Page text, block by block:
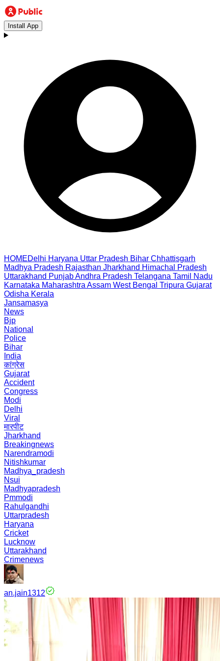
Install App
HOMEDelhi Haryana Uttar Pradesh Bihar Chhattisgarh
Madhya Pradesh Rajasthan Jharkhand Himachal Pradesh
Uttarakhand PunjabAndhra Pradesh Telangana Tamil Nadu
Karnataka Maharashtra Assam West Bengal Tripura Gujarat
Odisha Kerala
Jansamasya
News
Bjp
National
Police
Bihar
India
कांग्रेस
Gujarat
Accident
Congress
Modi
Delhi
Viral
मारपीट
Jharkhand
Breakingnews
Narendramodi
Nitishkumar
Madhya_pradesh
Nsui
Madhyapradesh
Pmmodi
Rahulgandhi
Uttarpradesh
Haryana
Cricket
Lucknow
Uttarakhand
Crimenews
an.jain1312